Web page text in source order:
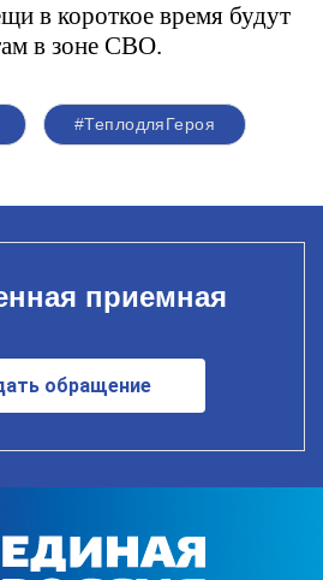
в короткое время будут
в зоне СВО.
#ТеплодляГероя
приемная
обращение